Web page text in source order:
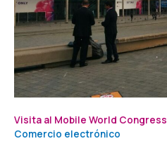
Visita al Mobile World Congress
Comercio electrónico